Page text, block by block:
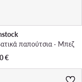
παπούτσια · Μπεζ
€